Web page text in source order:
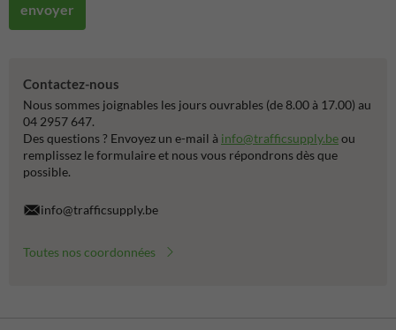
envoyer
Contactez-nous
Nous sommes joignables les jours ouvrables (de 8.00 à 17.00) au
04 2957 647.
Des questions ? Envoyez un e-mail à info@trafficsupply.beou
remplissez le formulaire et nous vous répondrons dès que
possible.
info@trafficsupply.be
Toutes nos coordonnées